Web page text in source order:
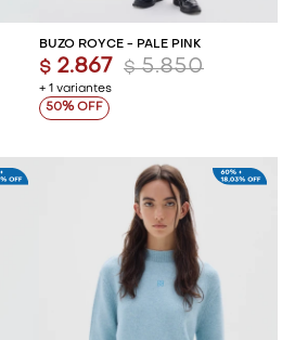
BUZO ROYCE - PALE PINK
+ 1 variantes
$ 2.867 $ 5.850
50